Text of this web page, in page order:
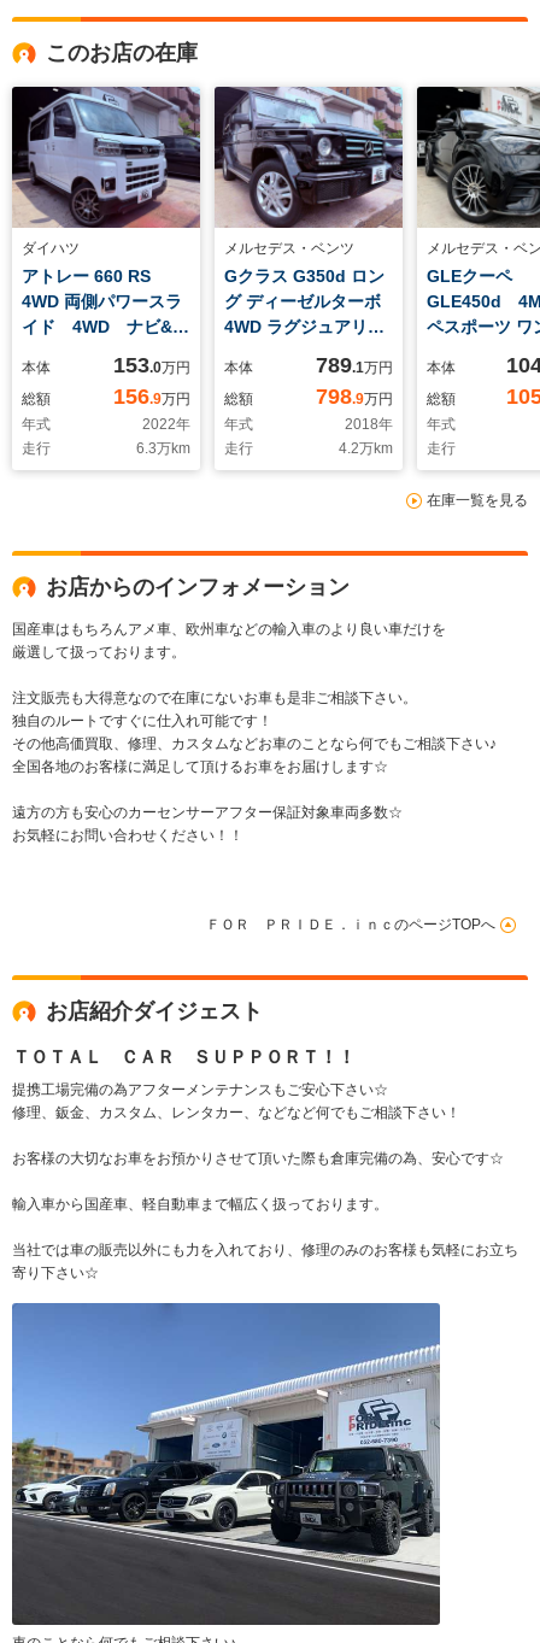
このお店の在庫
ダイハツ
アトレー 660 RS
4WD 両側パワースラ
イド 4WD ナビ&フ
ラ ETC クルコン
スマートキー ユーザ
ー下取り車 社外15
インチホイール&純正
タイヤ&ホイール ス
本体 153.0万円
総額
156.9万円
年式
2022年
走行
6.3万km
メルセデス・ベンツ
Gクラス G350d ロン
グ ディーゼルターボ
4WD ラグジュアリー
純正ナビ&フルセグ
グレーレザー Apple
カープレイ ドラレ
コ バックカメラ ハ
ーマンカードン
車 タイヤ交換済み
本体 789.1万円
総額
798.9万円
年式
2018年
走行
4.2万km
メルセデス・ベ
GLEクーペ
GLE450d
ペスポーツ ワ
CONTROLパ
ジ パノラミ
ルーフ HUD
レコ ISG搭
ル メルケ
21AMGアル
ー パフュー
本体
総額
年式
走行
在庫一覧を見る
お店からのインフォメーション
国産車はもちろんアメ車、欧州車などの輸入車のより良い車だけを
厳選して扱っております。
注文販売も大得意なので在庫にないお車も是非ご相談下さい。
独自のルートですぐに仕入れ可能です！
その他高価買取、修理、カスタムなどお車のことなら何でもご相談下さい♪
全国各地のお客様に満足して頂けるお車をお届けします☆
遠方の方も安心のカーセンサーアフター保証対象車両多数☆
お気軽にお問い合わせください！！
ＦＯＲ ＰＲＩＤＥ．ｉｎｃのページTOPへ
お店紹介ダイジェスト
ＴＯＴＡＬ ＣＡＲ ＳＵＰＰＯＲＴ！！
提携工場完備の為アフターメンテナンスもご安心下さい☆
修理、鈑金、カスタム、レンタカー、などなど何でもご相談下さい！
お客様の大切なお車をお預かりさせて頂いた際も倉庫完備の為、安心です☆
輸入車から国産車、軽自動車まで幅広く扱っております。
当社では車の販売以外にも力を入れており、修理のみのお客様も気軽にお立ち
寄り下さい☆